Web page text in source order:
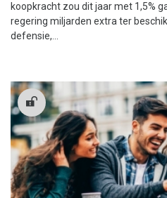
koopkracht zou dit jaar met 1,5%
regering miljarden extra ter
defensie,...